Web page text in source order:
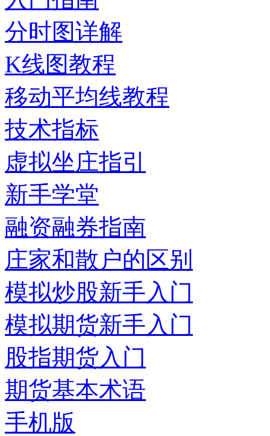
分时图详解
K线图教程
移动平均线教程
技术指标
虚拟坐庄指引
新手学堂
融资融券指南
庄家和散户的区别
模拟炒股新手入门
模拟期货新手入门
股指期货入门
期货基本术语
手机版